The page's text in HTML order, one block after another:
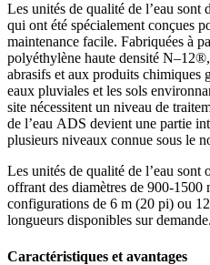
Les unités de qualité de l’eau sont
qui ont été spécialement conçues
maintenance facile. Fabriquées à
polyéthylène haute densité
abrasifs et aux produits chimiques
eaux pluviales et les sols
site nécessitent un niveau de
de l’eau ADS devient une partie
plusieurs niveaux connue sous le
Les unités de qualité de l’eau sont
offrant des diamètres de 900-1500
configurations de 6 m (20 pi) ou
longueurs disponibles sur demande.
Caractéristiques et avantages